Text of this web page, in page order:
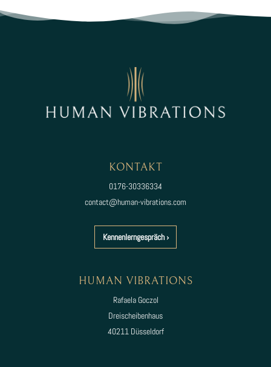
KONTAKT
0176-30336334
contact@human-vibrations.com
Kennenlerngespräch ›
HUMAN VIBRATIONS
Rafaela Goczol
Dreischeibenhaus
40211 Düsseldorf